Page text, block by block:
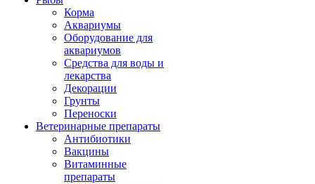
Корма
Аквариумы
Оборудование для
аквариумов
Средства для воды и
лекарства
Декорации
Грунты
Переноски
Ветеринарные препараты
Антибиотики
Вакцины
Витаминные
препараты